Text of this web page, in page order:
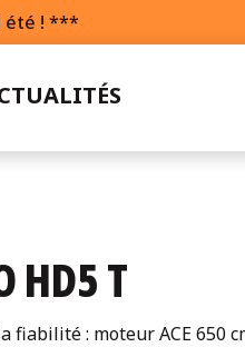
été ! ***
HD5 T
fiabilité : moteur ACE 650